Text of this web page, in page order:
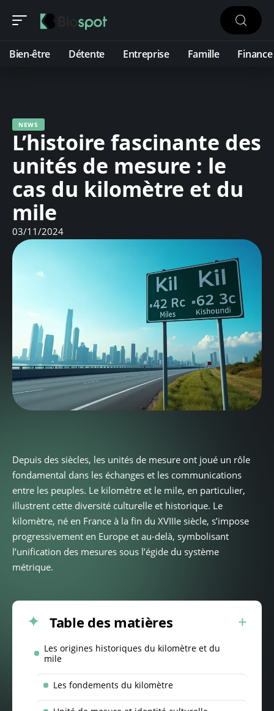
Bien-être Détente Entreprise Famille Finance
NEWS
L’histoire fascinante des
unités de mesure : le
cas du kilomètre et du
mile
03/11/2024
Depuis des siècles, les unités de mesure ont joué un rôle
fondamental dans les échanges et les communications
entre les peuples. Le kilomètre et le mile, en particulier,
illustrent cette diversité culturelle et historique. Le
kilomètre, né en France à la fin du XVIIIe siècle, s’impose
progressivement en Europe et au-delà, symbolisant
l’unification des mesures sous l’égide du système
métrique.
Table des matières
Les origines historiques du kilomètre et du
mile
Les fondements du kilomètre